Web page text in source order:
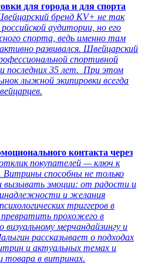
для города и для спорта
бренд KV+ не так
аудитории, но его
спорта, ведь именно там
развивался. Швейцарский
спортивной
последних 35 лет. При этом
лыжной экипировки всегда
контакта через
покупателей — ключ к
Витрины способны не только
вызывать эмоции: от радости и
и желания
триггеров в
прохожего в
мерчандайзингу и
рассказывает о подходах
и актуальных темах и
товара в витринах.